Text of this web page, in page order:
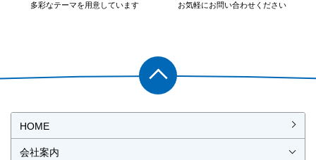
多彩なテーマを用意しています お気軽にお問い合わせください
HOME
会社案内